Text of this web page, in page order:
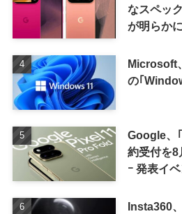
なスペッ
が明らかに
Microsoft
の｢
Google、
約受付を8
ｰ 発表イ
Insta360